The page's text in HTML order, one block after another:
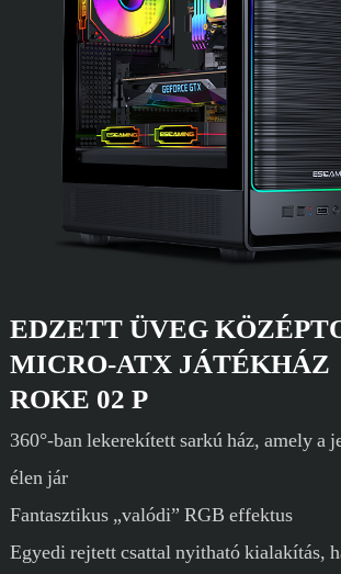
EDZETT ÜVEG
MICRO-ATX JÁTÉKHÁZ
ROKE 02 P
360°-ban lekerekített sarkú ház, amely a
élen jár
Fantasztikus „valódi” RGB effektus
Egyedi rejtett csattal nyitható kialakítás,